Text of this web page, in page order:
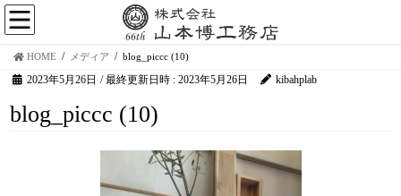
HOME メディア blog_piccc (10)
2023年5月26日 / 最終更新日時 :2023年5月26日 kibahplab
blog_piccc (10)